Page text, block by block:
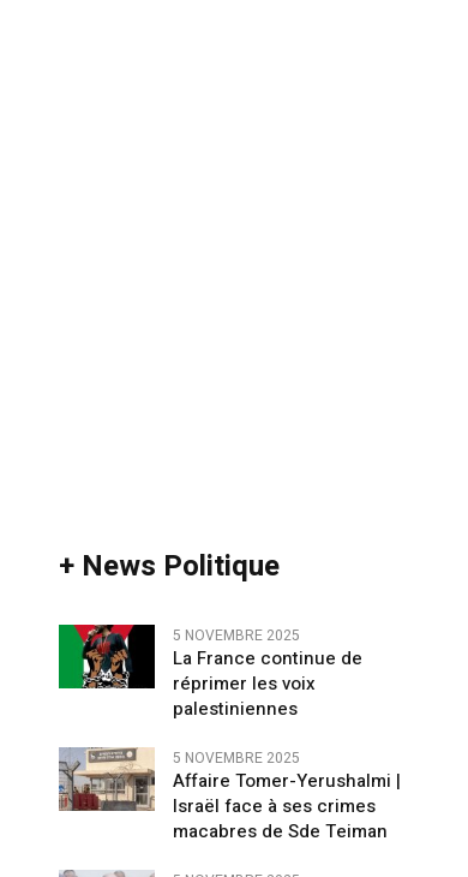
+ News Politique
5 NOVEMBRE 2025
La France continue de
réprimer les voix
palestiniennes
5 NOVEMBRE 2025
Affaire Tomer-Yerushalmi |
Israël face à ses crimes
macabres de Sde Teiman